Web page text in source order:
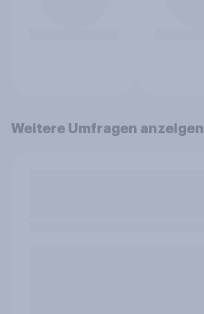
Weitere Umfragen anzeigen